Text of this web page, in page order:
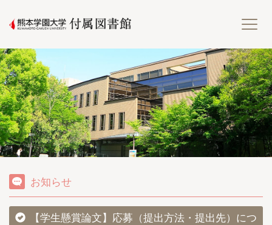
熊
お知らせ
【学生懸賞論文】応募（提出方法・提出先）につ